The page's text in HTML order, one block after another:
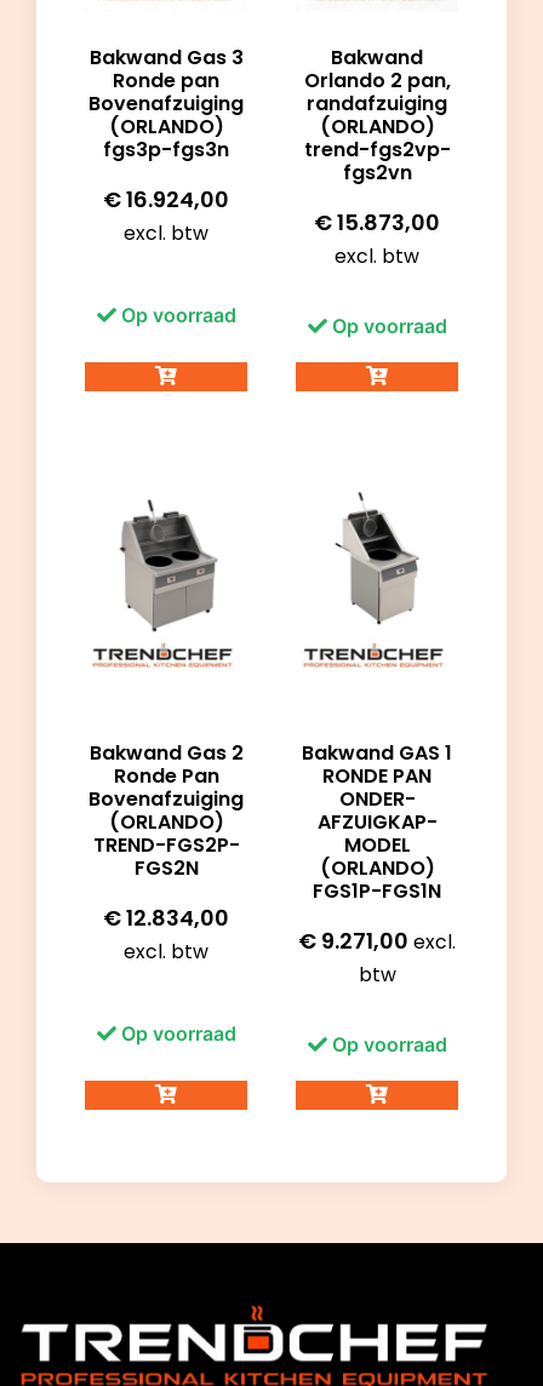
Bakwand Gas 3
Ronde pan
Bovenafzuiging
(ORLANDO)
fgs3p-fgs3n
€16.924,00
excl. btw
Op voorraad
Bakwand
Orlando 2 pan,
randafzuiging
(ORLANDO)
trend-fgs2vp-
fgs2vn
€15.873,00
excl. btw
Op voorraad
Bakwand Gas 2
Ronde Pan
Bovenafzuiging
(ORLANDO)
TREND-FGS2P-
FGS2N
€12.834,00
excl. btw
Op voorraad
Bakwand GAS 1
RONDE PAN
ONDER-
AFZUIGKAP-
MODEL
(ORLANDO)
FGS1P-FGS1N
€ 9.271,00 excl.
btw
Op voorraad